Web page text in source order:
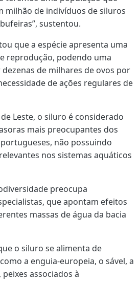
milhão de indivíduos de siluros
sustentou.
que a espécie apresenta uma
reprodução, podendo uma
de milhares de ovos por
de ações regulares de
Leste, o siluro é considerado
mais preocupantes dos
não possuindo
nos sistemas aquáticos
preocupa
que apontam efeitos
massas de água da bacia
o siluro se alimenta de
a enguia-europeia, o sável, a
associados à